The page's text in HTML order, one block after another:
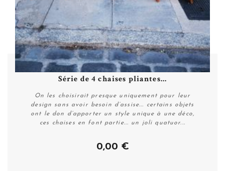
Série de 4 chaises pliantes...
On les choisirait presque uniquement pour leur
design sans avoir besoin d’assise... certains objets
ont le don d’apporter un style unique à une déco,
ces chaises en font partie... un joli quatuor...
0,00 €